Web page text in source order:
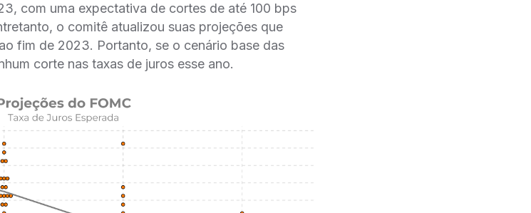
com uma expectativa de cortes de até 100 bps
o comitê atualizou suas projeções que
fim de 2023. Portanto, se o cenário base das
corte nas taxas de juros esse ano.